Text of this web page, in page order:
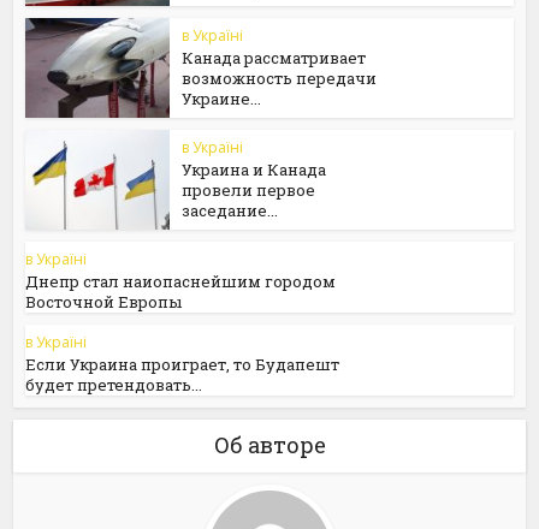
в Україні
Канада рассматривает
возможность передачи
Украине...
в Україні
Украина и Канада
провели первое
заседание...
в Україні
Днепр стал наиопаснейшим городом
Восточной Европы
в Україні
Если Украина проиграет, то Будапешт
будет претендовать...
Об авторе